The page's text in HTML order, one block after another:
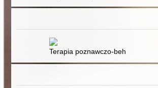
Terapia poznawczo-